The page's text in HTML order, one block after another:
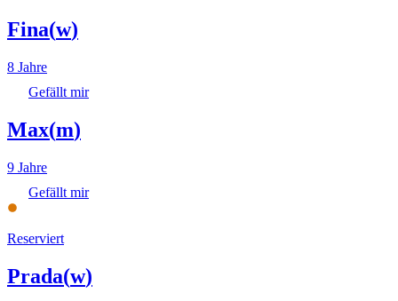
Fina(w)
8 Jahre
Gefällt mir
Max(m)
9 Jahre
Gefällt mir
Reserviert
Prada(w)